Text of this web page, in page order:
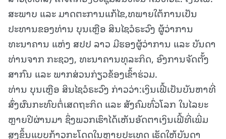
ສະພາບ ແລະ ມາດຕະການແກ້ໄຂ,ທພາຍໃຕ້ການເປັນ
ປະທານຂອງທ່ານ ບຸນເຫຼືອ ສິນໄຊວໍຣະວົງ ຜູ້ວ່າການ
ທະນາຄານ ແຫ່ງ ສປປ ລາວ ມີຮອງຜູ້ວ່າການ ແລະ ບັນດາ
ທ່ານຈາກ ກະຊວງ, ທະນາຄານທຸລະກິດ, ອົງການຈັດຕັ້ງ
ສາກົນ ແລະ ພາກສ່ວນກ່ຽວຂ້ອງເຂົ້າຮ່ວມ.
ທ່ານ ບຸນເຫຼືອ ສິນໄຊວໍຣະວົງ ກ່າວວ່າ:ເງິນເຟີ້ເປັນບັນຫາທີ່
ສົ່ງຜົນກະທົບຕໍ່ເສດຖະກິດ ແລະ ສັງຄົມທົ່ວໂລກ ໃນໄລຍະ
ຫຼາຍປີຜ່ານມາ ຊຶ່ງພວກເຮົາໄດ້ເຫັນອັດຕາເງິນເຟີ້ທີ່ເພີ່ມ
ສູງຂຶ້ນແບບກ້າວກະໂດດໃນຫຼາຍປະເທດ ເຮັດໃຫ້ບັນດາ